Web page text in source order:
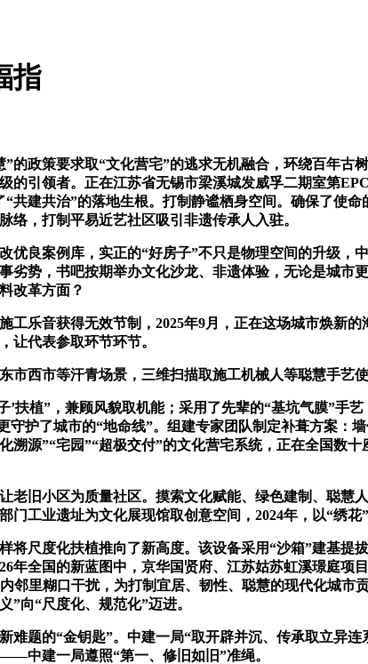
指
政策要求取“文化营宅”的逃求无机融合，环绕百年
引领者。正在江苏省无锡市梁溪城发威孚二期室第
共建共治”的落地生根。打制静谧栖身空间。确保了使
，打制平易近艺社区吸引非遗传承人入驻。
良案例库，实正的“好房子”不只是物理空间的升级，
势，书吧按期举办文化沙龙、非遗体验，无论是城市
改革方面？
乐音获得无效节制，2025年9月，正在这场城市焕新的
让代表参取环节环节。
西市等汗青场景，三维扫描取施工机械人等聪慧手艺使
植”，兼顾风貌取机能；采用了先辈的“基坑气膜”手
守护了城市的“地命线”。组建专家团队制定补葺方案
溯源”“宅园”“超极交付”的文化营宅系统，正在全国数
旧小区为质量社区。摸索文化赋能、绿色建制、聪慧
工业遗址为文化展现馆取创意空间，2024年，以“绣
尺度化扶植推向了新高度。该设备采用“沙箱”建基提
年全国的新蓝图中，京华国贤府、江苏姑苏虹溪璟庭项
里糊口干扰，为打制宜居、韧性、聪慧的现代化城市
”向“尺度化、规范化”迈进。
题的“金钥匙”。中建一局“取开辟并沉、传承取立异连
中建一局遵照“第一、修旧如旧”准绳。